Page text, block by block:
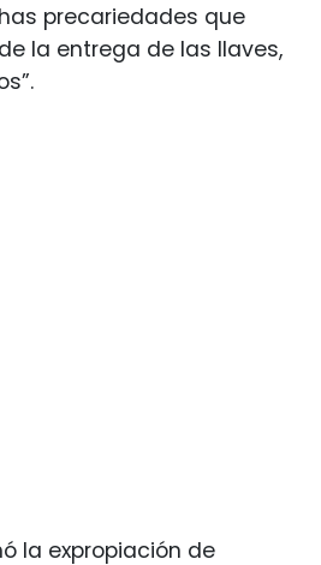
precariedades que
la entrega de las llaves,
la expropiación de